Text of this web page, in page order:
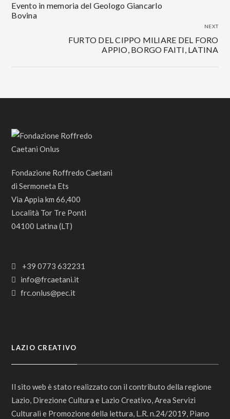
Evento in memoria del Geologo Giancarlo
Bovina
NEXT
FURTO DEL CIPPO MILIARE DEL FORO
APPIO, BORGO FAITI, LATINA
Fondazione Roffredo Caetani
di Sermoneta Ets
Via Appia km 66,400
Località Tor Tre Ponti
04100 Latina (LT)
+39 0773 632231
info@frcaetani.it
frc.onlus@pec.it
LAZIO CREATIVO
Il sito web è stato realizzato con il contributo della regione
Lazio, Direzione Cultura e Lazio Creativo, Area Servizi
Culturali e Promozione della lettura, L.R. n.24/2019, Piano